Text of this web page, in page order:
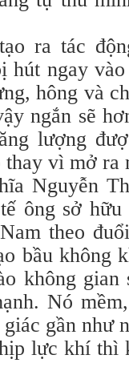
ra tác
hút ngay
hông và
ngắn sẽ
lượng
vì mở ra
Nguyễn
ông sở
theo
bầu không
không
Nó
gần như
lực khí thì